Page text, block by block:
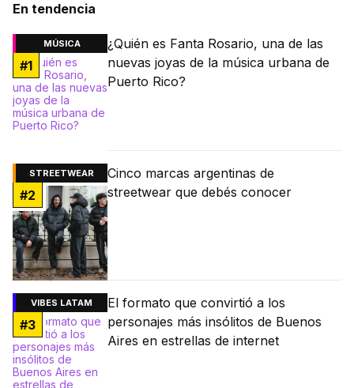
En tendencia
MÚSICA
#1
¿Quién es Fanta Rosario, una de las
nuevas joyas de la música urbana de
Puerto Rico?
STREETWEAR
#2
Cinco marcas argentinas de
streetwear que debés conocer
VIBES LATAM
#3
El formato que convirtió a los
personajes más insólitos de Buenos
Aires en estrellas de internet